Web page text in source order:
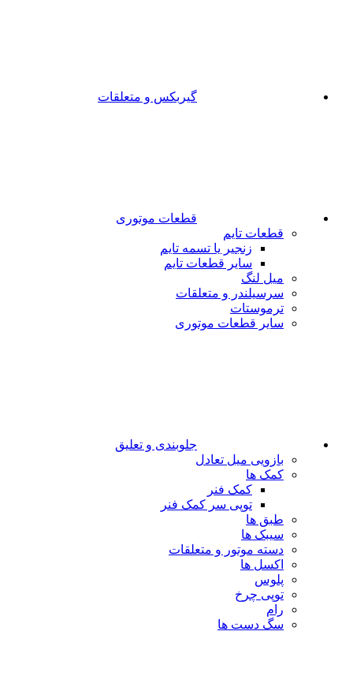
گیربکس و متعلقات
قطعات موتوری
قطعات تایم
زنجیر یا تسمه تایم
سایر قطعات تایم
میل لنگ
سرسیلندر و متعلقات
ترموستات
سایر قطعات موتوری
جلوبندی و تعلیق
بازویی میل تعادل
کمک ها
کمک فنر
توپی سر کمک فنر
طبق ها
سیبک ها
دسته موتور و متعلقات
اکسل ها
پلوس
توپی چرخ
رام
سگ دست ها